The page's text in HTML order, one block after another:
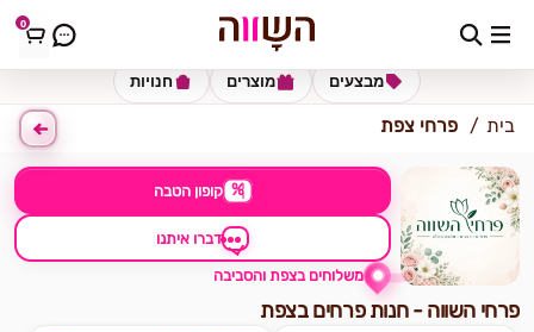
0 כתובת למשלוח הזינו כתובת
חנויות מוצרים מבצעים
בית פרחי צפת
% קופון הטבה
דברו איתנו
משלוחים בצפת והסביבה
פרחי השווה - חנות פרחים בצפת